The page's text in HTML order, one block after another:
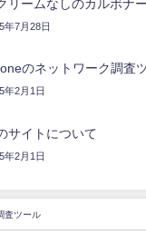
リームなしのカルボナ
年7月28日
のネットワーク調査
年2月1日
サイトについて
年2月1日
査ツール